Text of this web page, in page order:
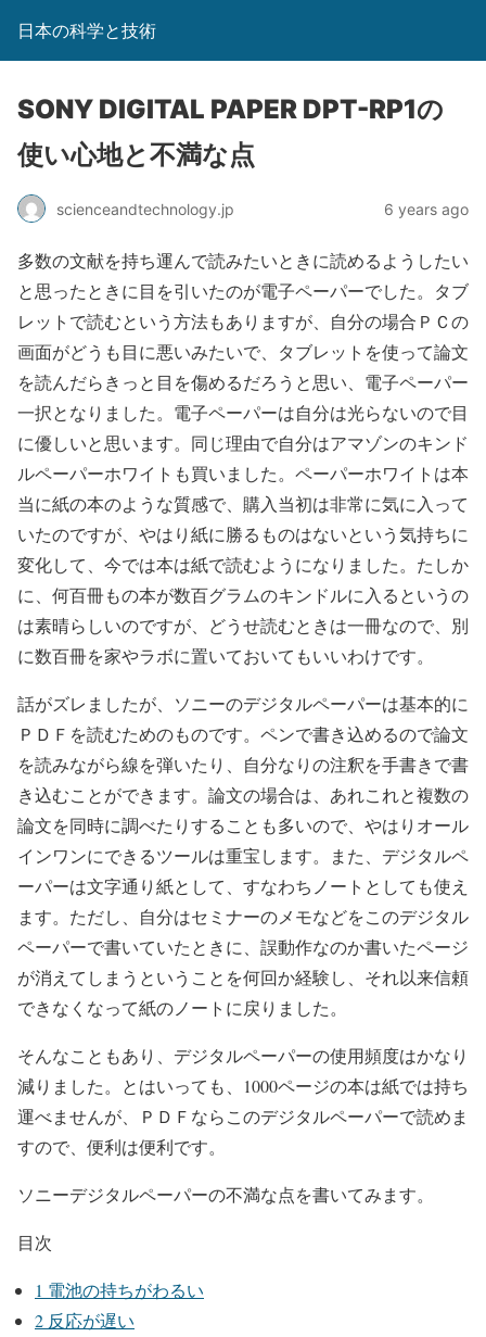
日本の科学と技術
SONY DIGITAL PAPER DPT-RP1の
使い心地と不満な点
scienceandtechnology.jp 6 years ago
多数の文献を持ち運んで読みたいときに読めるようしたい
と思ったときに目を引いたのが電子ペーパーでした。タブ
レットで読むという方法もありますが、自分の場合ＰＣの
画面がどうも目に悪いみたいで、タブレットを使って論文
を読んだらきっと目を傷めるだろうと思い、電子ペーパー
一択となりました。電子ペーパーは自分は光らないので目
に優しいと思います。同じ理由で自分はアマゾンのキンド
ルペーパーホワイトも買いました。ペーパーホワイトは本
当に紙の本のような質感で、購入当初は非常に気に入って
いたのですが、やはり紙に勝るものはないという気持ちに
変化して、今では本は紙で読むようになりました。たしか
に、何百冊もの本が数百グラムのキンドルに入るというの
は素晴らしいのですが、どうせ読むときは一冊なので、別
に数百冊を家やラボに置いておいてもいいわけです。
話がズレましたが、ソニーのデジタルペーパーは基本的に
ＰＤＦを読むためのものです。ペンで書き込めるので論文
を読みながら線を弾いたり、自分なりの注釈を手書きで書
き込むことができます。論文の場合は、あれこれと複数の
論文を同時に調べたりすることも多いので、やはりオール
インワンにできるツールは重宝します。また、デジタルペ
ーパーは文字通り紙として、すなわちノートとしても使え
ます。ただし、自分はセミナーのメモなどをこのデジタル
ペーパーで書いていたときに、誤動作なのか書いたページ
が消えてしまうということを何回か経験し、それ以来信頼
できなくなって紙のノートに戻りました。
そんなこともあり、デジタルペーパーの使用頻度はかなり
減りました。とはいっても、1000ページの本は紙では持ち
運べませんが、ＰＤＦならこのデジタルペーパーで読めま
すので、便利は便利です。
ソニーデジタルペーパーの不満な点を書いてみます。
目次
1 電池の持ちがわるい
2 反応が遅い